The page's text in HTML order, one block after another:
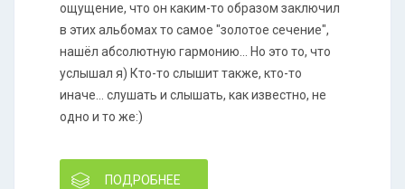
ощущение, что он каким-то образом заключил
в этих альбомах то самое "золотое сечение",
нашёл абсолютную гармонию... Но это то, что
услышал я) Кто-то слышит также, кто-то
иначе... слушать и слышать, как известно, не
одно и то же:)
ПОДРОБНЕЕ